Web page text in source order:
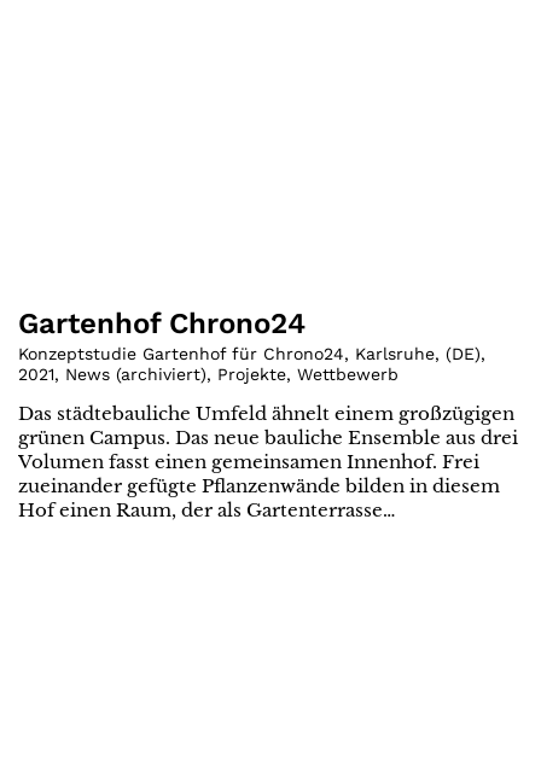
Gartenhof Chrono24
Konzeptstudie Gartenhof für Chrono24, Karlsruhe, (DE),
2021, News (archiviert), Projekte, Wettbewerb
Das städtebauliche Umfeld ähnelt einem großzügigen
grünen Campus. Das neue bauliche Ensemble aus drei
Volumen fasst einen gemeinsamen Innenhof. Frei
zueinander gefügte Pflanzenwände bilden in diesem
Hof einen Raum, der als Gartenterrasse…